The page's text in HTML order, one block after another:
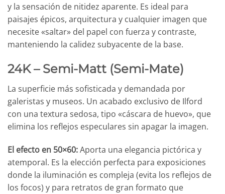
y la sensación de nitidez aparente. Es ideal para
paisajes épicos, arquitectura y cualquier imagen que
necesite «saltar» del papel con fuerza y contraste,
manteniendo la calidez subyacente de la base.
24K – Semi-Matt (Semi-Mate)
La superficie más sofisticada y demandada por
galeristas y museos. Un acabado exclusivo de Ilford
con una textura sedosa, tipo «cáscara de huevo», que
elimina los reflejos especulares sin apagar la imagen.
El efecto en 50×60:Aporta una elegancia pictórica y
atemporal. Es la elección perfecta para exposiciones
donde la iluminación es compleja (evita los reflejos de
los focos) y para retratos de gran formato que